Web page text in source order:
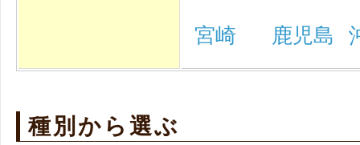
宮崎 鹿児島
種別から選ぶ